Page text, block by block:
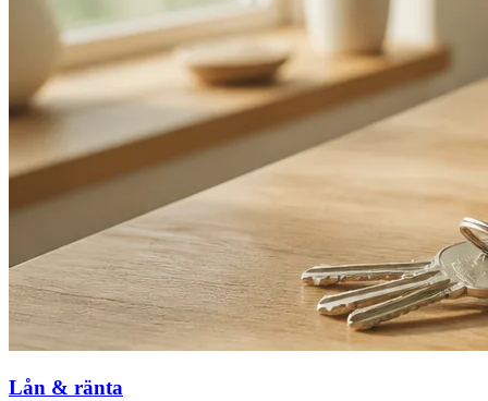
Lån & ränta